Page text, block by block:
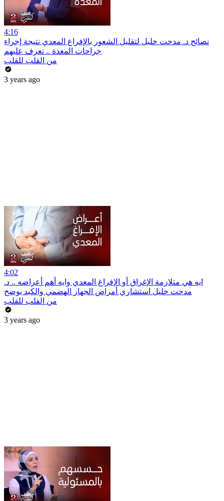
4:16
نصائح د. مدحت خليل لتقليل الشعور بالإفراغ المعدي نتيجة إجراء
جراحات المعدة .. تعرف عليهم
من القلب للقلب
3 years ago
4:02
ايه هي متلازمة الإغراق أو الإفراغ المعدي وايه أهم أعراضه .. د.
مدحت خليل استشاري أمراض الجهاز الهضمي والكبد يوضح
من القلب للقلب
3 years ago